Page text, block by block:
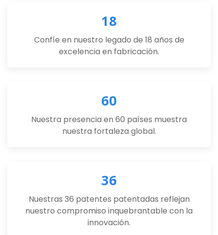
18
Confíe en nuestro legado de 18 años de
excelencia en fabricación.
60
Nuestra presencia en 60 países muestra
nuestra fortaleza global.
36
Nuestras 36 patentes patentadas reflejan
nuestro compromiso inquebrantable con la
innovación.